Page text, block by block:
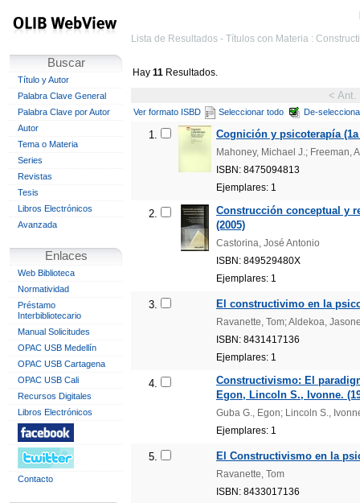
Buscar
Título y Autor
Palabra Clave General
Palabra Clave por Autor
Autor
Tema o Materia
Series
Revistas
Tesis
Libros Electrónicos
Avanzada
Enlaces
Web Biblioteca
Normatividad
Préstamo
Interbibliotecario
Manual Solicitudes
OPAC USB Medellín
OPAC USB Cartagena
OPAC USB Cali
Recursos Digitales
Libros Electrónicos
Contacto
Lista de Resultados - Títulos con Materia :
Hay 11 Resultados.
< Ant.
Ver formato ISBD Seleccionar todo De-
1. Cognición y psicoterapía (1a
Mahoney, Michael J.; Freeman,
ISBN: 8475094813
Ejemplares: 1
2.
Construcción conceptual y
(2005)
Castorina, José Antonio
ISBN: 849529480X
Ejemplares: 1
3. El constructivimo en la
Ravanette, Tom; Aldekoa,
ISBN: 8431417136
Ejemplares: 1
4.
Constructivismo: El
Egon, Lincoln S., Ivonne.
Guba G., Egon; Lincoln S.,
Ejemplares: 1
5. El Constructivismo en la
Ravanette, Tom
ISBN: 8433017136